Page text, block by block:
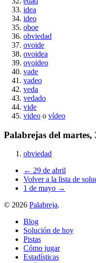
idea
ideo
oboe
obviedad
ovoide
ovoidea
ovoideo
vade
vadeo
veda
vedado
vide
video o vídeo
Palabrejas del martes,
obviedad
← 29 de abril
Volver a la lista de
1 de mayo →
© 2026 Palabreja.
Blog
Solución de hoy
Pistas
Cómo jugar
Estadísticas